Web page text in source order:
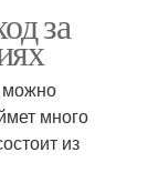
за
можно
много
из